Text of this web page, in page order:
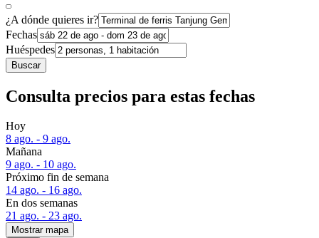
¿A dónde quieres ir?
Fechas
Huéspedes
Buscar
Consulta precios para estas fechas
Hoy
8 ago. - 9 ago.
Mañana
9 ago. - 10 ago.
Próximo fin de semana
14 ago. - 16 ago.
En dos semanas
21 ago. - 23 ago.
Mostrar mapa